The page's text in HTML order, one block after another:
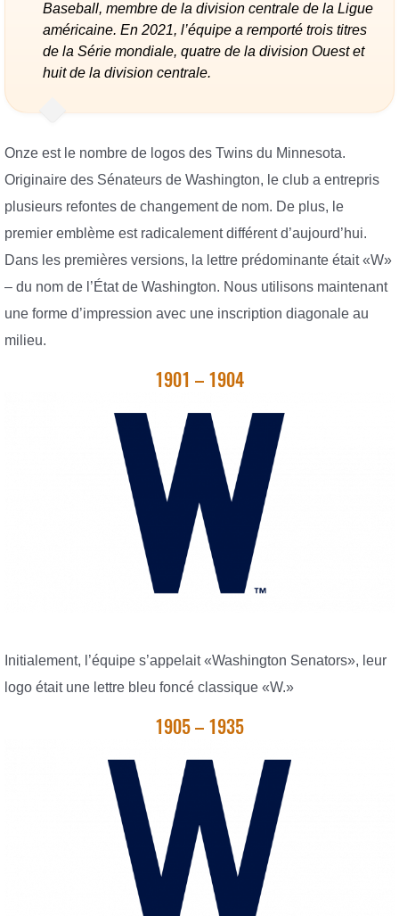
Baseball, membre de la division centrale de la Ligue
américaine. En 2021, l’équipe a remporté trois titres
de la Série mondiale, quatre de la division Ouest et
huit de la division centrale.
Onze est le nombre de logos des Twins du Minnesota.
Originaire des Sénateurs de Washington, le club a entrepris
plusieurs refontes de changement de nom. De plus, le
premier emblème est radicalement différent d’aujourd’hui.
Dans les premières versions, la lettre prédominante était «W»
– du nom de l’État de Washington. Nous utilisons maintenant
une forme d’impression avec une inscription diagonale au
milieu.
1901 – 1904
Initialement, l’équipe s’appelait «Washington Senators», leur
logo était une lettre bleu foncé classique «W.»
1905 – 1935